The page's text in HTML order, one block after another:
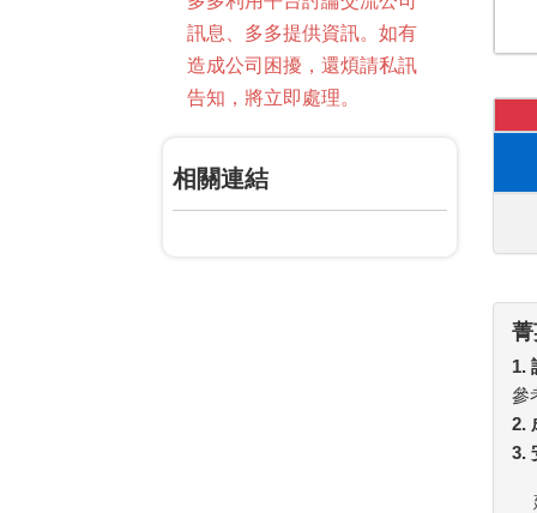
訊息、多多提供資訊。如有
造成公司困擾，還煩請私訊
告知，將立即處理。
相關連結
1.
參
2.
3.